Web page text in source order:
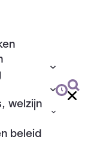
welzijn
beleid